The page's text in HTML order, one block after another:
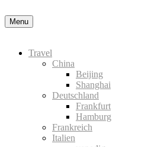
Menu
Travel
China
Beijing
Shanghai
Deutschland
Frankfurt
Hamburg
Frankreich
Italien